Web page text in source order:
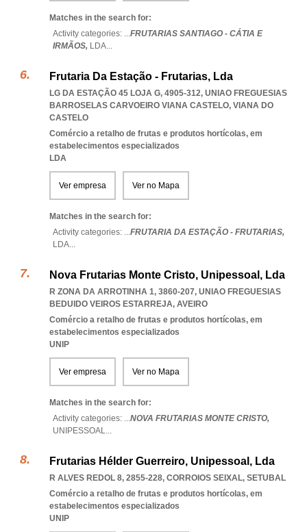
Matches in the search for:
Activity categories: ...FRUTARIAS SANTIAGO - CÁTIA E
IRMÃOS, LDA...
Frutaria Da Estação - Frutarias, Lda
LG DA ESTAÇÃO 45 LOJA G, 4905-312, UNIAO FREGUESIAS
BARROSELAS CARVOEIRO VIANA CASTELO, VIANA DO
CASTELO
Comércio a retalho de frutas e produtos hortícolas, em
estabelecimentos especializados
LDA
Ver empresa Ver no Mapa
Matches in the search for:
Activity categories: ...FRUTARIA DA ESTAÇÃO - FRUTARIAS,
LDA...
Nova Frutarias Monte Cristo, Unipessoal, Lda
R ZONA DA ARROTINHA 1, 3860-207, UNIAO FREGUESIAS
BEDUIDO VEIROS ESTARREJA, AVEIRO
Comércio a retalho de frutas e produtos hortícolas, em
estabelecimentos especializados
UNIP
Ver empresa Ver no Mapa
Matches in the search for:
Activity categories: ...NOVA FRUTARIAS MONTE CRISTO,
UNIPESSOAL...
Frutarias Hélder Guerreiro, Unipessoal, Lda
R ALVES REDOL 8, 2855-228, CORROIOS SEIXAL, SETUBAL
Comércio a retalho de frutas e produtos hortícolas, em
estabelecimentos especializados
UNIP